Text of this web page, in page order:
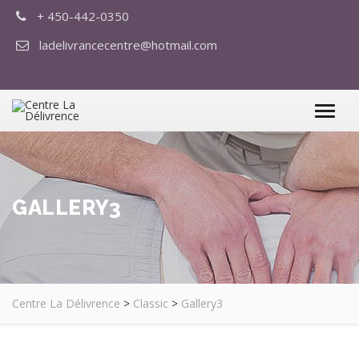
+ 450-442-0350
ladelivrancecentre@hotmail.com
GALLERY3
Centre La Délivrence > Classic > Gallery3